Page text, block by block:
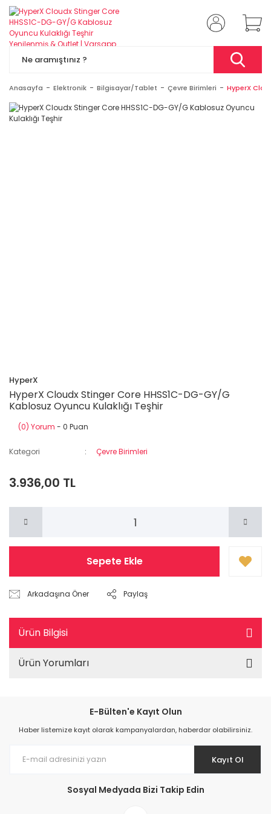
Anasayfa Elektronik Bilgisayar/Tablet Çevre Birimleri HyperX
HyperX
HyperX Cloudx Stinger Core HHSS1C-DG-GY/G
Kablosuz Oyuncu Kulaklığı Teşhir
(0) Yorum - 0 Puan
Kategori Çevre Birimleri
3.936,00 TL
Sepete Ekle
Arkadaşına Öner Paylaş
Ürün Bilgisi
Ürün Yorumları
E-Bülten'e Kayıt Olun
Haber listemize kayıt olarak kampanyalardan, haberdar olabilirsiniz.
Kayıt Ol
Sosyal Medyada Bizi Takip Edin